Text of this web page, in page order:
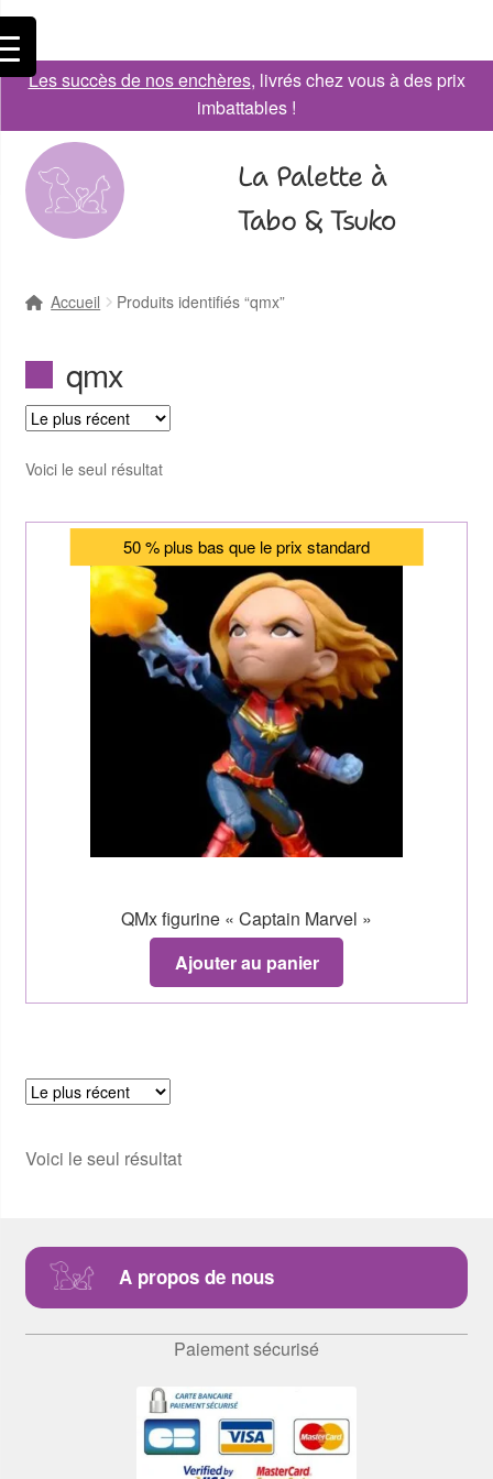
Les succès de nos enchères, livrés chez vous à des prix
imbattables !
La Palette à
Tabo & Tsuko
Accueil Produits identifiés “qmx”
qmx
Voici le seul résultat
50 % plus bas que le prix standard
QMx figurine « Captain Marvel »
Ajouter au panier
Voici le seul résultat
A propos de nous
Paiement sécurisé